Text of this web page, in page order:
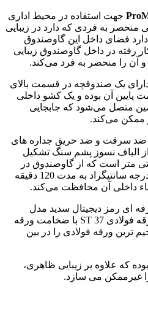
جهت استفاده در محیط اداری
منحصر به فردی که دارد در زیبایی
فضای داخل این گاوصندوق
رفته در داخل گاوصندوق زیبایی
و آن را منحصر به فرد می‌کند.
یک صندوقچه در قسمت بالای
آن بوده و یک کشو داخلی
متصل می‌شود که جابجایی
ممکن می‌کند.
گاوصندوق سدید 1000 ProMax ضد سرقت و ضد حریق جداره های
گاوصندوق مدل 1000 ProMax از الیاف نسوز پشم سنگ تشکیل
جداره ها 3 سانتی متر است که از گاوصندوق در
زمان آتش سوزی تا دمای 900 درجه سانتیگراد به مدت 120 دقیقه
داخلی آن محافظت می‌کند.
ای رمز دیجیتال سدید مدل
1000ProMax ، با درب و بدنه ورقه فولادی ST 37 با ضخامت ورقه
ضخیم ترین ورقه فولادی را در بین
که علاوه بر زیبایی ظاهری،
غیرممکن می سازد.